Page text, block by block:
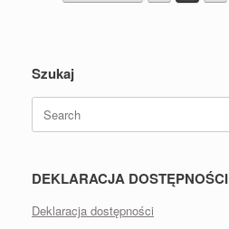
Szukaj
for:
DEKLARACJA DOSTĘPNOŚCI
Deklaracja dostępności